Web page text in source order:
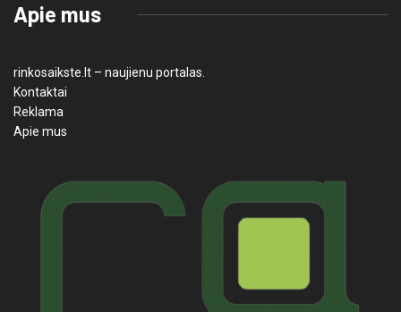
Apie mus
rinkosaikste.lt – naujienu portalas.
Kontaktai
Reklama
Apie mus